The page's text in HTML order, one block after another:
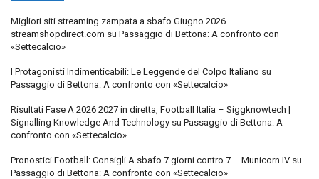
Migliori siti streaming zampata a sbafo Giugno 2026 –
streamshopdirect.com su Passaggio di Bettona: A confronto con
«Settecalcio»
I Protagonisti Indimenticabili: Le Leggende del Colpo Italiano su
Passaggio di Bettona: A confronto con «Settecalcio»
Risultati Fase A 2026 2027 in diretta, Football Italia – Siggknowtech |
Signalling Knowledge And Technology su Passaggio di Bettona: A
confronto con «Settecalcio»
Pronostici Football: Consigli A sbafo 7 giorni contro 7 – Municorn IV su
Passaggio di Bettona: A confronto con «Settecalcio»